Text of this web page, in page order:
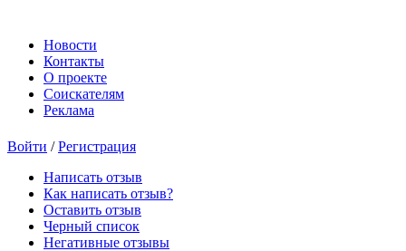
Новости
Контакты
О проекте
Соискателям
Реклама
Войти /Регистрация
Написать отзыв
Как написать отзыв?
Оставить отзыв
Черный список
Негативные отзывы